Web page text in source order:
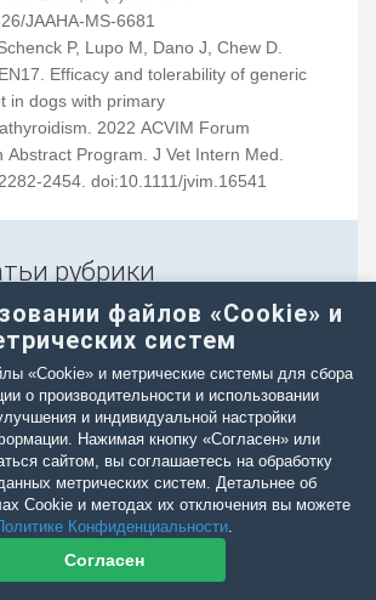
JAAHA-MS-6681
P, Lupo M, Dano J, Chew D.
Efficacy and tolerability of generic
in dogs with primary
2022 ACVIM Forum
Abstract Program. J Vet Intern Med.
2454. doi:10.1111/jvim.16541
рубрики
у кошек. Клинический случай
у кота без сахарного диабета
ассоциации ветеринарных
эндокринопатиям у собак и кошек
4.
ассоциации ветеринарных
эндокринопатиям у собак и кошек
3
или рахит – как разобраться?
случай гиперадренокортицизма у
файлов «Cookie» и
систем
«Cookie» и метрические системы для сбора
о производительности и использовании
и индивидуальной настройки
Нажимая кнопку «Согласен» или
сайтом, вы соглашаетесь на обработку
метрических систем. Детальнее об
Cookie и методах их отключения вы можете
Конфиденциальности.
Согласен